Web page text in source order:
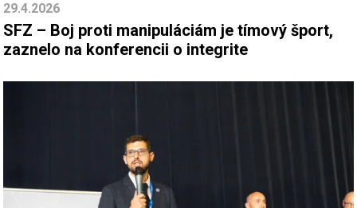
29.4.2026
SFZ – Boj proti manipuláciám je tímový šport,
zaznelo na konferencii o integrite